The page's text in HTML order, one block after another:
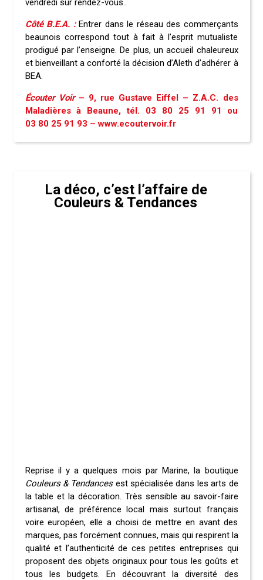
vendredi sur rendez-vous..
Côté B.E.A. : Entrer dans le réseau des commerçants
beaunois correspond tout à fait à l’esprit mutualiste
prodigué par l’enseigne. De plus, un accueil chaleureux
et bienveillant a conforté la décision d’Aleth d’adhérer à
BEA.
Écouter Voir– 9, rue Gustave Eiffel – Z.A.C. des
Maladières à Beaune, tél. 03 80 25 91 91 ou
03 80 25 91 93 –www.ecoutervoir.fr
La déco, c’est l’affaire de
Couleurs & Tendances
Reprise il y a quelques mois par Marine, la boutique
Couleurs & Tendancesest spécialisée dans les arts de
la table et la décoration. Très sensible au savoir-faire
artisanal, de préférence local mais surtout français
voire européen, elle a choisi de mettre en avant des
marques, pas forcément connues, mais qui respirent la
qualité et l’authenticité de ces petites entreprises qui
proposent des objets originaux pour tous les goûts et
tous les budgets. En découvrant la diversité des